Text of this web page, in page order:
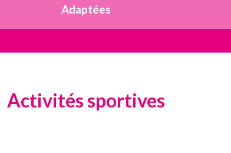
Adaptées
Activités sportives